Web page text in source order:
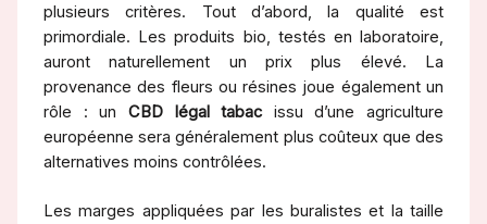
plusieurs critères. Tout d’abord, la qualité est
primordiale. Les produits bio, testés en laboratoire,
auront naturellement un prix plus élevé. La
provenance des fleurs ou résines joue également un
rôle : un CBD légal tabacissu d’une agriculture
européenne sera généralement plus coûteux que des
alternatives moins contrôlées.
Les marges appliquées par les buralistes et la taille